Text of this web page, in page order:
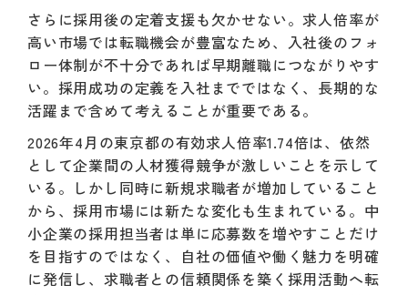
さらに採用後の定着支援も欠かせない。求人倍率が
高い市場では転職機会が豊富なため、入社後のフォ
ロー体制が不十分であれば早期離職につながりやす
い。採用成功の定義を入社までではなく、長期的な
活躍まで含めて考えることが重要である。
2026年4月の東京都の有効求人倍率1.74倍は、依然
として企業間の人材獲得競争が激しいことを示して
いる。しかし同時に新規求職者が増加していること
から、採用市場には新たな変化も生まれている。中
小企業の採用担当者は単に応募数を増やすことだけ
を目指すのではなく、自社の価値や働く魅力を明確
に発信し、求職者との信頼関係を築く採用活動へ転